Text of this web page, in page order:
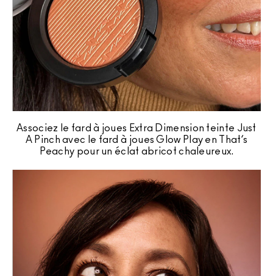
Associez le fard à joues Extra Dimension teinte Just
A Pinch avec le fard à joues Glow Play en That’s
Peachy pour un éclat abricot chaleureux.